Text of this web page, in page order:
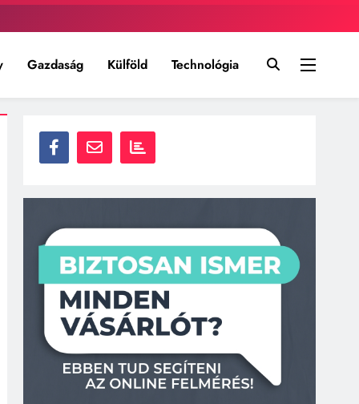
Gazdaság Külföld Technológia